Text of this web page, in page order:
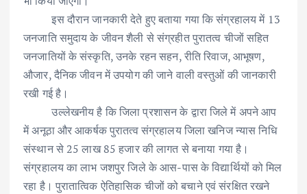
इस दौरान जानकारी देते हुए बताया गया कि संग्रहालय में 13
जनजाति समुदाय के जीवन शैली से संग्रहीत पुरातत्व चीजों सहित
जनजातियों के संस्कृति, उनके रहन सहन, रीति रिवाज, आभूषण,
औजार, दैनिक जीवन में उपयोग की जाने वाली वस्तुओं की जानकारी
रखी गई है।
उल्लेखनीय है कि जिला प्रशासन के द्वारा जिले में अपने आप
में अनूठा और आकर्षक पुरातत्व संग्रहालय जिला खनिज न्यास निधि
संस्थान से 25 लाख 85 हजार की लागत से बनाया गया है।
संग्रहालय का लाभ जशपुर जिले के आस-पास के विद्यार्थियों को मिल
रहा है। पुरातात्विक ऐतिहासिक चीजों को बचाने एवं संरक्षित रखने